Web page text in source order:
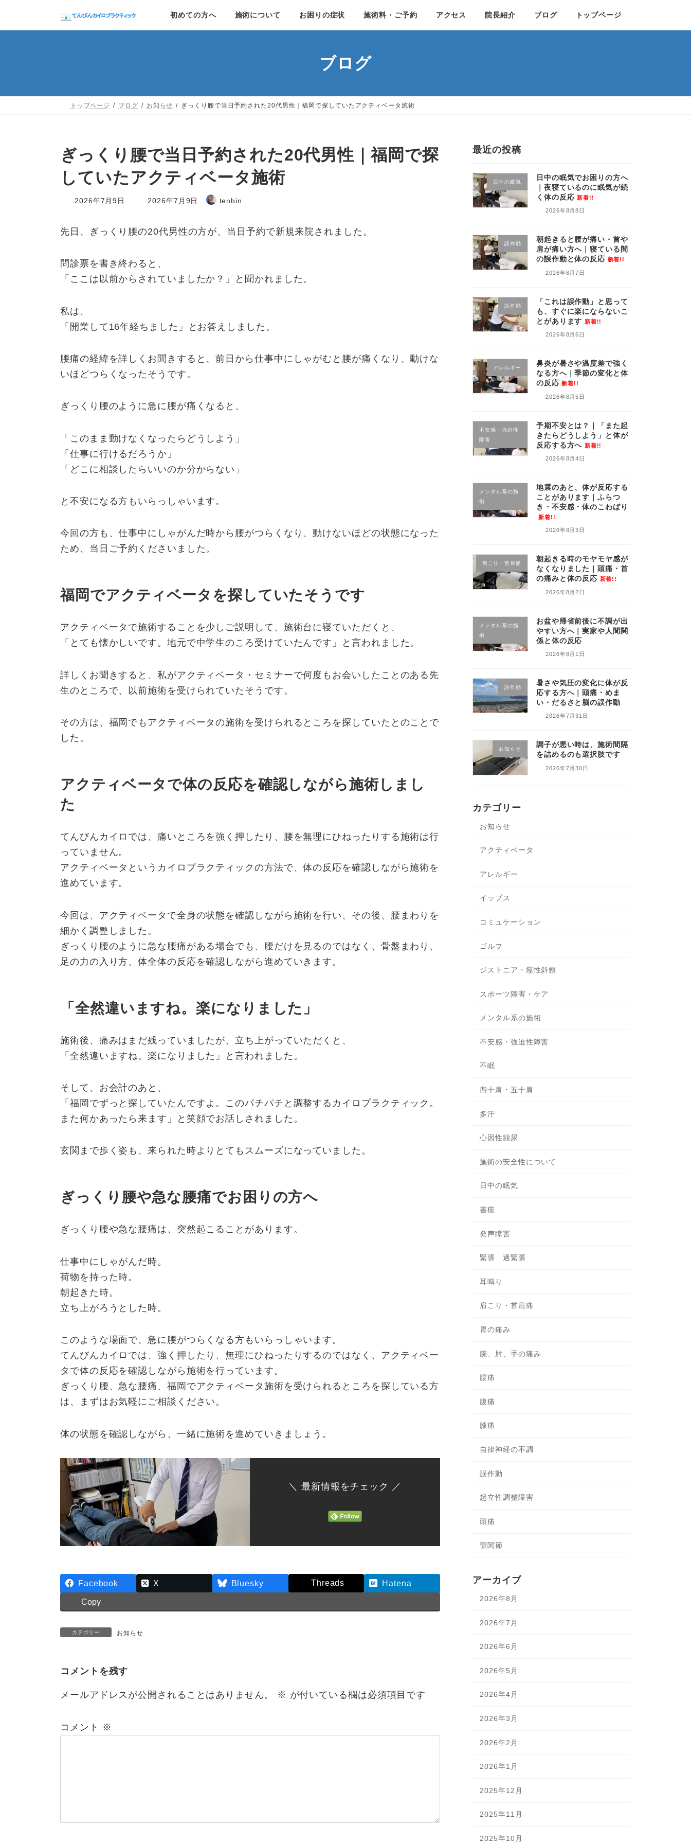
へ
ョ
初めての方へ 施術について お困りの症状 施術料・ご予約 アクセス 院長紹介 ブログ トップページ
ブログ
トップページ ブログ お知らせ ぎっくり腰で当日予約された20代男性｜福岡で探していたアクティベータ施術
ぎっくり腰で当日予約された20代男性｜福岡で探
していたアクティベータ施術
2026年7月9日
最
時
:
2026年7月9日 tenbin
先日、ぎっくり腰の20代男性の方が、当日予約で新規来院されました。
問診票を書き終わると、
「ここは以前からされていましたか？」と聞かれました。
私は、
「開業して16年経ちました」とお答えしました。
腰痛の経緯を詳しくお聞きすると、前日から仕事中にしゃがむと腰が痛くなり、動けな
いほどつらくなったそうです。
ぎっくり腰のように急に腰が痛くなると、
「このまま動けなくなったらどうしよう」
「仕事に行けるだろうか」
「どこに相談したらいいのか分からない」
と不安になる方もいらっしゃいます。
今回の方も、仕事中にしゃがんだ時から腰がつらくなり、動けないほどの状態になった
ため、当日ご予約くださいました。
福岡でアクティベータを探していたそうです
アクティベータで施術することを少しご説明して、施術台に寝ていただくと、
「とても懐かしいです。地元で中学生のころ受けていたんです」と言われました。
詳しくお聞きすると、私がアクティベータ・セミナーで何度もお会いしたことのある先
生のところで、以前施術を受けられていたそうです。
その方は、福岡でもアクティベータの施術を受けられるところを探していたとのことで
した。
アクティベータで体の反応を確認しながら施術しまし
た
てんびんカイロでは、痛いところを強く押したり、腰を無理にひねったりする施術は行
っていません。
アクティベータというカイロプラクティックの方法で、体の反応を確認しながら施術を
進めています。
今回は、アクティベータで全身の状態を確認しながら施術を行い、その後、腰まわりを
細かく調整しました。
ぎっくり腰のように急な腰痛がある場合でも、腰だけを見るのではなく、骨盤まわり、
足の力の入り方、体全体の反応を確認しながら進めていきます。
「全然違いますね。楽になりました」
施術後、痛みはまだ残っていましたが、立ち上がっていただくと、
「全然違いますね。楽になりました」と言われました。
そして、お会計のあと、
「福岡でずっと探していたんですよ。このパチパチと調整するカイロプラクティック。
また何かあったら来ます」と笑顔でお話しされました。
玄関まで歩く姿も、来られた時よりとてもスムーズになっていました。
ぎっくり腰や急な腰痛でお困りの方へ
ぎっくり腰や急な腰痛は、突然起こることがあります。
仕事中にしゃがんだ時。
荷物を持った時。
朝起きた時。
立ち上がろうとした時。
このような場面で、急に腰がつらくなる方もいらっしゃいます。
てんびんカイロでは、強く押したり、無理にひねったりするのではなく、アクティベー
タで体の反応を確認しながら施術を行っています。
ぎっくり腰、急な腰痛、福岡でアクティベータ施術を受けられるところを探している方
は、まずはお気軽にご相談ください。
体の状態を確認しながら、一緒に施術を進めていきましょう。
＼ 最新情報をチェック ／
Facebook X Bluesky Threads
Hatena
Copy
カテゴリー お知らせ
コメントを残す
メールアドレスが公開されることはありません。 ※ が付いている欄は必須項目です
コメント ※
最近の投稿
日中の眠気
日中の眠気でお困りの方へ
｜夜寝ているのに眠気が続
く体の反応 新着!!
2026年8月8日
誤作動
朝起きると腰が痛い・首や
肩が痛い方へ｜寝ている間
の誤作動と体の反応 新着!!
2026年8月7日
誤作動
「これは誤作動」と思って
も、すぐに楽にならないこ
とがあります 新着!!
2026年8月6日
アレルギー
鼻炎が暑さや温度差で強く
なる方へ｜季節の変化と体
の反応 新着!!
2026年8月5日
不安感・強迫性
障害
予期不安とは？｜「また起
きたらどうしよう」と体が
反応する方へ 新着!!
2026年8月4日
メンタル系の施
術
地震のあと、体が反応する
ことがあります｜ふらつ
き・不安感・体のこわばり
新着!!
2026年8月3日
肩こり・首肩痛
朝起きる時のモヤモヤ感が
なくなりました｜頭痛・首
の痛みと体の反応 新着!!
2026年8月2日
メンタル系の施
術
お盆や帰省前後に不調が出
やすい方へ｜実家や人間関
係と体の反応
2026年8月1日
誤作動
暑さや気圧の変化に体が反
応する方へ｜頭痛・めま
い・だるさと脳の誤作動
2026年7月31日
お知らせ
調子が悪い時は、施術間隔
を詰めるのも選択肢です
2026年7月30日
カテゴリー
お知らせ
アクティベータ
アレルギー
イップス
コミュケーション
ゴルフ
ジストニア・痙性斜頸
スポーツ障害・ケア
メンタル系の施術
不安感・強迫性障害
不眠
四十肩・五十肩
多汗
心因性頻尿
施術の安全性について
日中の眠気
書痙
発声障害
緊張 過緊張
耳鳴り
肩こり・首肩痛
胃の痛み
腕、肘、手の痛み
腰痛
腹痛
膝痛
自律神経の不調
誤作動
起立性調整障害
頭痛
顎関節
アーカイブ
2026年8月
2026年7月
2026年6月
2026年5月
2026年4月
2026年3月
2026年2月
2026年1月
2025年12月
2025年11月
2025年10月